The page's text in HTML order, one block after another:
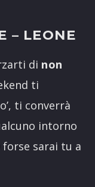
– LEONE
di non
ti
ti converrà
intorno
sarai tu a